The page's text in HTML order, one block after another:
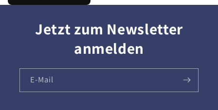
Jetzt zum Newsletter
anmelden
E-Mail